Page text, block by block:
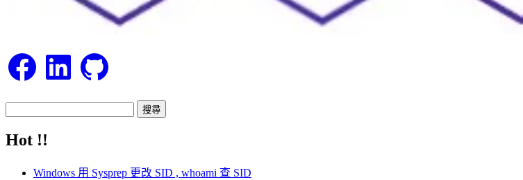
FacebookLinkedIn GitHub
關
Hot !!
Windows 用 Sysprep 更改 SID , whoami 查 SID